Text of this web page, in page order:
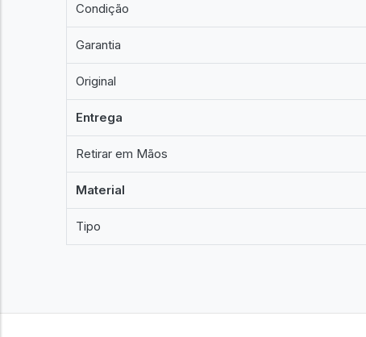
Condição
Garantia
Original
Entrega
Retirar em Mãos
Material
Tipo